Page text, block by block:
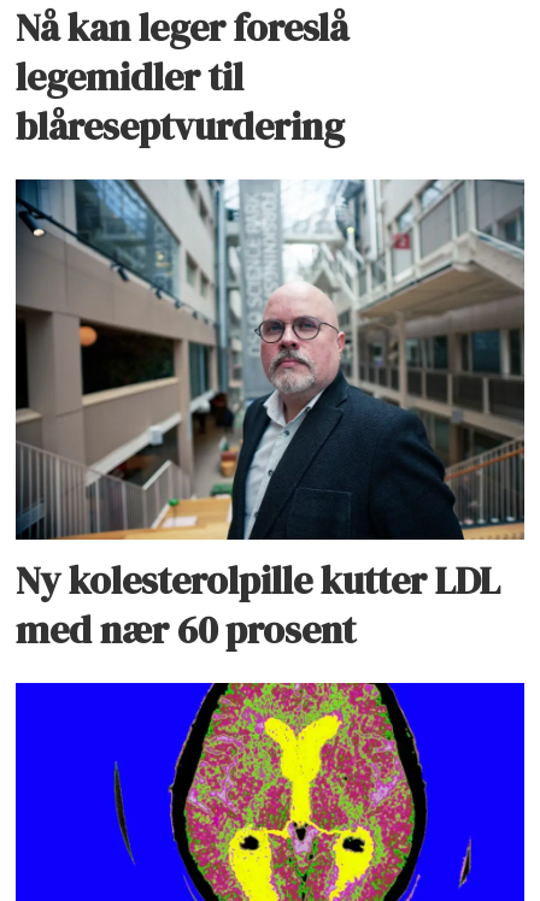
Nå kan leger foreslå
legemidler til
blåreseptvurdering
Ny kolesterolpille kutter LDL
med nær 60 prosent